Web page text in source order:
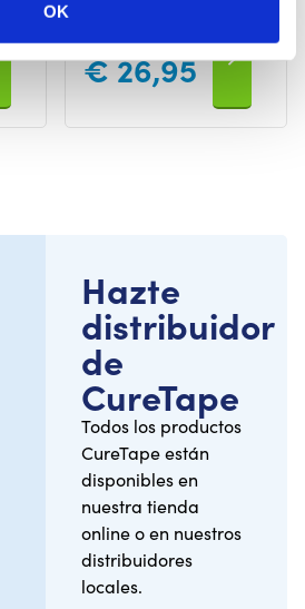
OK
€26,95
Hazte
distribuidor
de
CureTape
Todos los productos
CureTape están
disponibles en
nuestra tienda
online o en nuestros
distribuidores
locales.